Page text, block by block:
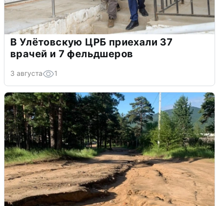
В Улётовскую ЦРБ приехали 37
врачей и 7 фельдшеров
3 августа 1